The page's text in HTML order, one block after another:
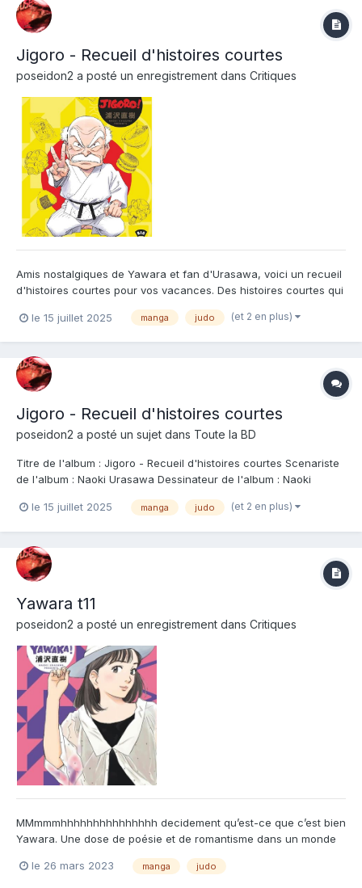
Jigoro - Recueil d'histoires courtes
poseidon2 a posté un enregistrement dans Critiques
Amis nostalgiques de Yawara et fan d'Urasawa, voici un recueil
d'histoires courtes pour vos vacances. Des histoires courtes qui
prétendue jeunesse. En effet, plutôt que de nous livrer une
le 15 juillet 2025 manga judo (et 2 en plus)
Jigoro - Recueil d'histoires courtes
poseidon2 a posté un sujet dans Toute la BD
Titre de l'album : Jigoro - Recueil d'histoires courtes Scenariste
de l'album : Naoki Urasawa Dessinateur de l'album : Naoki
l'album : Voici l’histoire de Jigorô Inokuma, l’invincible grand-
le 15 juillet 2025 manga judo (et 2 en plus)
Yawara t11
poseidon2 a posté un enregistrement dans Critiques
MMmmmhhhhhhhhhhhhhhh decidement qu’est-ce que c’est bien
Yawara. Une dose de poésie et de romantisme dans un monde
de romance. Et encore plus dans ce tome 11. Avec l’arrivée des
le 26 mars 2023 manga judo